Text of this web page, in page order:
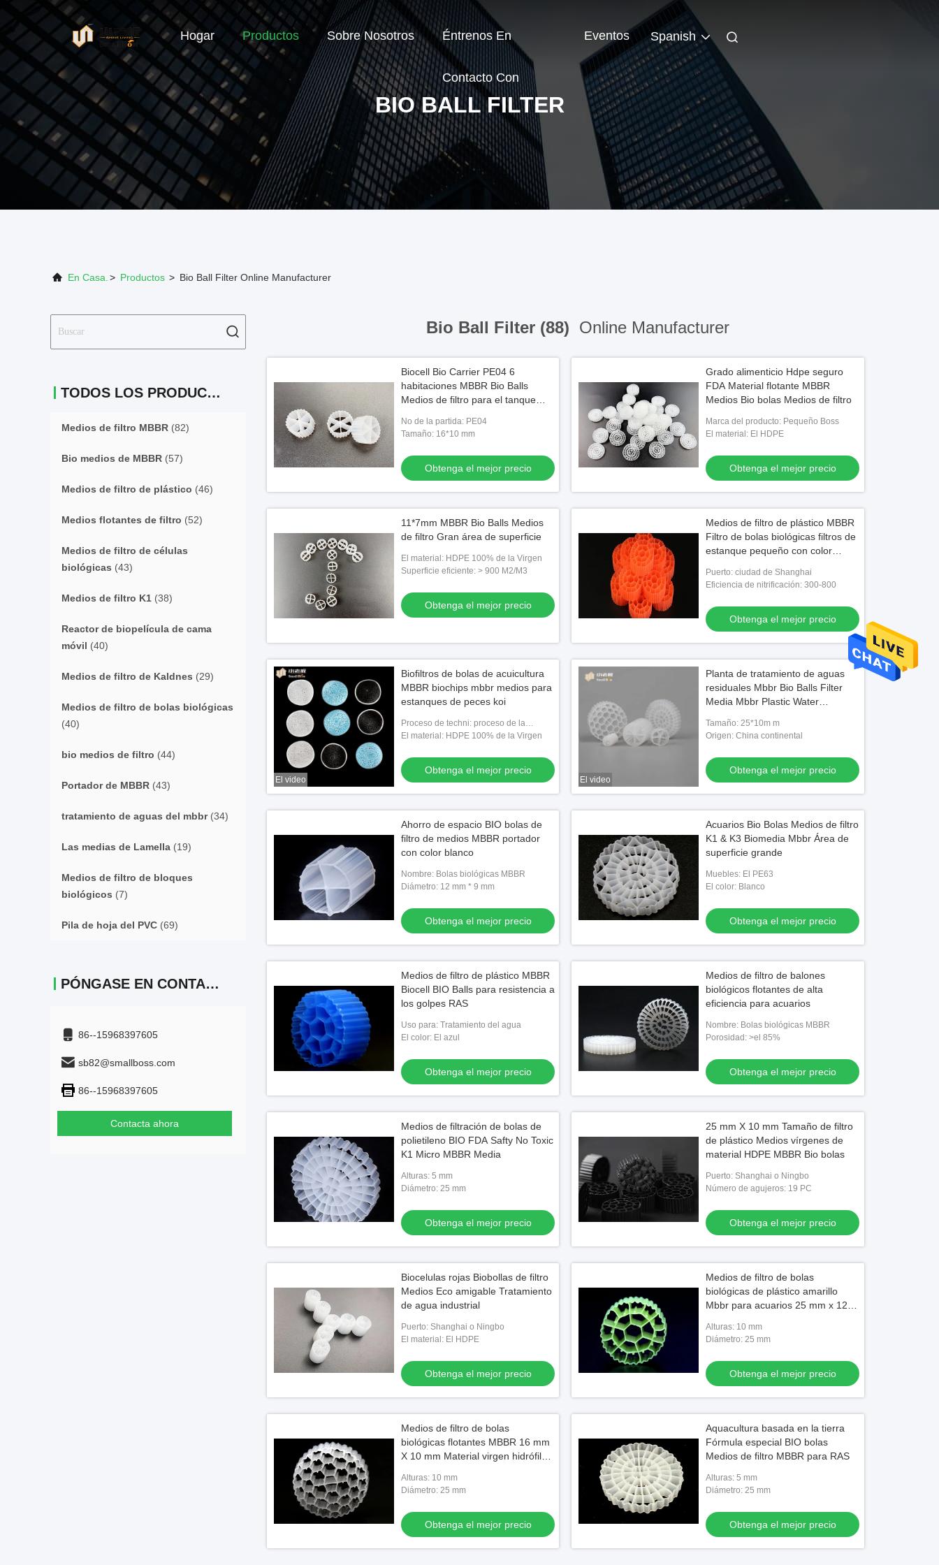
Hogar Productos Sobre Nosotros Éntrenos En
Contacto Con
Eventos Spanish
BIO BALL FILTER
En Casa. > Productos > Bio Ball Filter Online Manufacturer
TODOS LOS PRODUCTOS
Medios de filtro MBBR (82)
Bio medios de MBBR (57)
Medios de filtro de plástico (46)
Medios flotantes de filtro (52)
Medios de filtro de células
biológicas (43)
Medios de filtro K1 (38)
Reactor de biopelícula de cama
móvil (40)
Medios de filtro de Kaldnes (29)
Medios de filtro de bolas biológicas
(40)
bio medios de filtro (44)
Portador de MBBR (43)
tratamiento de aguas del mbbr(34)
Las medias de Lamella (19)
Medios de filtro de bloques
biológicos (7)
Pila de hoja del PVC (69)
PÓNGASE EN CONTACTO
86--15968397605
sb82@smallboss.com
86--15968397605
Contacta ahora
Bio Ball Filter (88) Online Manufacturer
Biocell Bio Carrier PE04 6
habitaciones MBBR Bio Balls
Medios de filtro para el tanque
No de la partida: PE04
Tamaño: 16*10 mm
Obtenga el mejor precio
Grado alimenticio Hdpe seguro
FDA Material flotante MBBR
Medios Bio bolas Medios de filtro
Marca del producto: Pequeño Boss
El material: El HDPE
Obtenga el mejor precio
11*7mm MBBR Bio Balls Medios
de filtro Gran área de superficie
El material: HDPE 100% de la Virgen
Superficie eficiente: > 900 M2/M3
Obtenga el mejor precio
Medios de filtro de plástico MBBR
Filtro de bolas biológicas filtros de
estanque pequeño con color
Puerto: ciudad de Shanghai
Eficiencia de nitrificación: 300-800
Obtenga el mejor precio
El video
Biofiltros de bolas de acuicultura
MBBR biochips mbbr medios para
estanques de peces koi
Proceso de techni: proceso de la
protuberanciaEl material: HDPE 100% de la Virgen
Obtenga el mejor precio
El video
Planta de tratamiento de aguas
residuales Mbbr Bio Balls Filter
Media Mbbr Plastic Water
Tamaño: 25*10m m
Origen: China continental
Obtenga el mejor precio
Ahorro de espacio BIO bolas de
filtro de medios MBBR portador
con color blanco
Nombre: Bolas biológicas MBBR
Diámetro: 12 mm * 9 mm
Obtenga el mejor precio
Acuarios Bio Bolas Medios de filtro
K1 & K3 Biomedia Mbbr Área de
superficie grande
Muebles: El PE63
El color: Blanco
Obtenga el mejor precio
Medios de filtro de plástico MBBR
Biocell BIO Balls para resistencia a
los golpes RAS
Uso para: Tratamiento del agua
El color: El azul
Obtenga el mejor precio
Medios de filtro de balones
biológicos flotantes de alta
eficiencia para acuarios
Nombre: Bolas biológicas MBBR
Porosidad: >el 85%
Obtenga el mejor precio
Medios de filtración de bolas de
polietileno BIO FDA Safty No Toxic
K1 Micro MBBR Media
Alturas: 5 mm
Diámetro: 25 mm
Obtenga el mejor precio
25 mm X 10 mm Tamaño de filtro
de plástico Medios vírgenes de
material HDPE MBBR Bio bolas
Puerto: Shanghai o Ningbo
Número de agujeros: 19 PC
Obtenga el mejor precio
Biocelulas rojas Biobollas de filtro
Medios Eco amigable Tratamiento
de agua industrial
Puerto: Shanghai o Ningbo
El material: El HDPE
Obtenga el mejor precio
Medios de filtro de bolas
biológicas de plástico amarillo
Mbbr para acuarios 25 mm x 12
Alturas: 10 mm
Diámetro: 25 mm
Obtenga el mejor precio
Medios de filtro de bolas
biológicas flotantes MBBR 16 mm
X 10 mm Material virgen hidrófilo
Alturas: 10 mm
Diámetro: 25 mm
Obtenga el mejor precio
Aquacultura basada en la tierra
Fórmula especial BIO bolas
Medios de filtro MBBR para RAS
Alturas: 5 mm
Diámetro: 25 mm
Obtenga el mejor precio